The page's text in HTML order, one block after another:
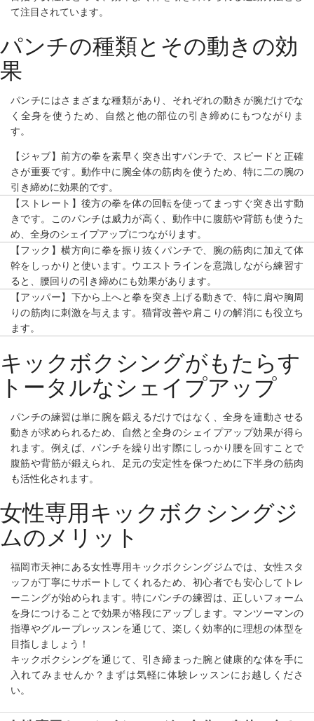
て注目されています。
パンチの種類とその動きの効
果
パンチにはさまざまな種類があり、それぞれの動きが腕だけでな
く全身を使うため、自然と他の部位の引き締めにもつながりま
す。
【ジャブ】前方の拳を素早く突き出すパンチで、スピードと正確
さが重要です。動作中に腕全体の筋肉を使うため、特に二の腕の
引き締めに効果的です。
【ストレート】 後方の拳を体の回転を使ってまっすぐ突き出す動
きです。このパンチは威力が高く、動作中に腹筋や背筋も使うた
め、全身のシェイプアップにつながります。
【フック】横方向に拳を振り抜くパンチで、腕の筋肉に加えて体
幹をしっかりと使います。ウエストラインを意識しながら練習す
ると、腰回りの引き締めにも効果があります。
【アッパー】 下から上へと拳を突き上げる動きで、特に肩や胸周
りの筋肉に刺激を与えます。猫背改善や肩こりの解消にも役立ち
ます。
キックボクシングがもたらす
トータルなシェイプアップ
パンチの練習は単に腕を鍛えるだけではなく、全身を連動させる
動きが求められるため、自然と全身のシェイプアップ効果が得ら
れます。例えば、パンチを繰り出す際にしっかり腰を回すことで
腹筋や背筋が鍛えられ、足元の安定性を保つために下半身の筋肉
も活性化されます。
女性専用キックボクシングジ
ムのメリット
福岡市天神にある女性専用キックボクシングジムでは、女性スタ
ッフが丁寧にサポートしてくれるため、初心者でも安心してトレ
ーニングが始められます。特にパンチの練習は、正しいフォーム
を身につけることで効果が格段にアップします。マンツーマンの
指導やグループレッスンを通じて、楽しく効率的に理想の体型を
目指しましょう！
キックボクシングを通じて、引き締まった腕と健康的な体を手に
入れてみませんか？まずは気軽に体験レッスンにお越しくださ
い。